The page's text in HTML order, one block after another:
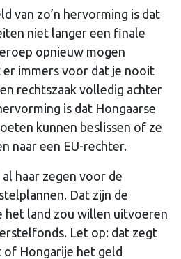
van zo’n hervorming is dat
niet langer een finale
opnieuw mogen
immers voor dat je nooit
rechtszaak volledig achter
is dat Hongaarse
kunnen beslissen of ze
naar een EU-rechter.
haar zegen voor de
Dat zijn de
het land zou willen uitvoeren
Let op: dat zegt
Hongarije het geld